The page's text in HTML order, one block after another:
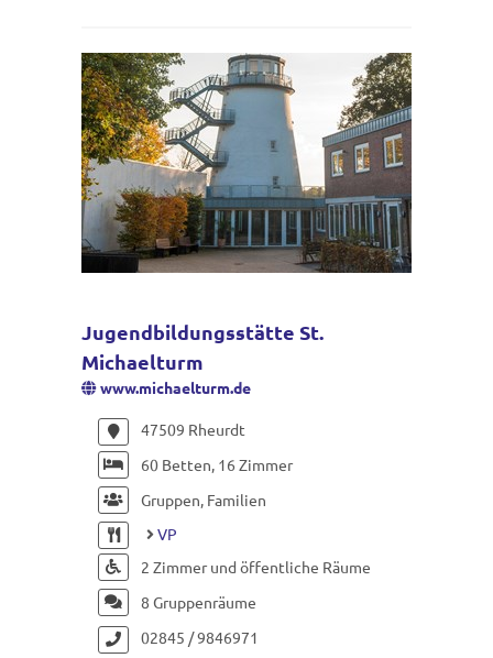
Jugendbildungsstätte St.
Michaelturm
www.michaelturm.de
47509 Rheurdt
60 Betten, 16 Zimmer
Gruppen, Familien
VP
2 Zimmer und öffentliche Räume
8 Gruppenräume
02845 / 9846971